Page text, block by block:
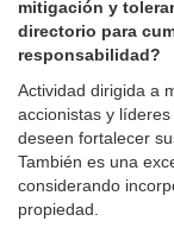
mitigación y
directorio para
responsabilidad?
Actividad dirigida a
accionistas y
deseen fortalecer
También es una
considerando
propiedad.